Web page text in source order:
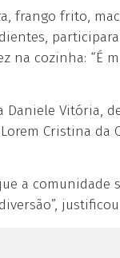
frango frito,
na cozinha: “É
Vitória,
Cristina da
a comunidade
justificou